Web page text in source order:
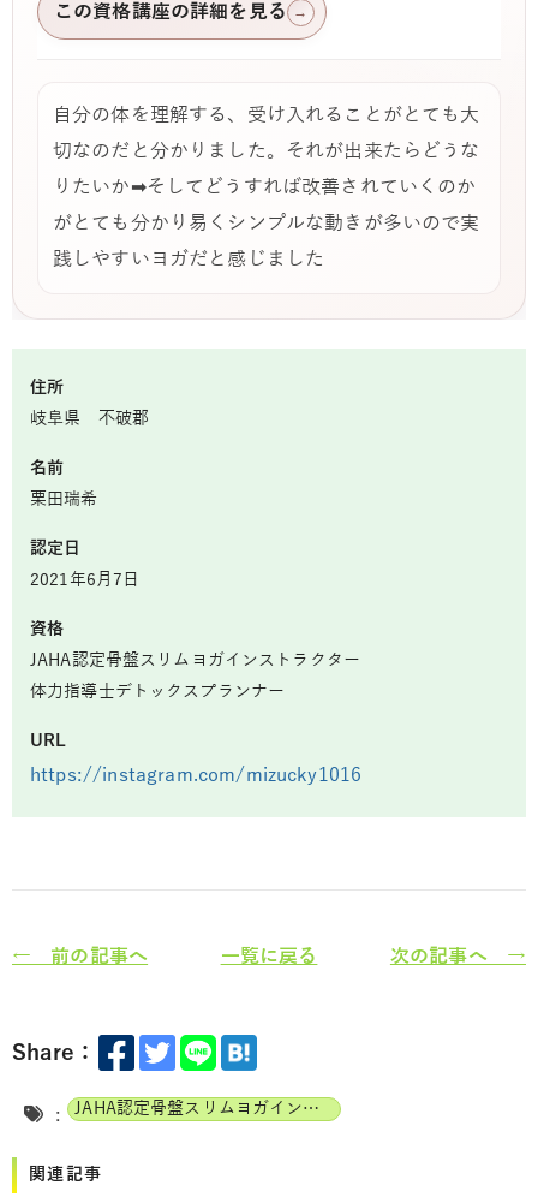
この資格講座の詳細を見る →
自分の体を理解する、受け入れることがとても大
切なのだと分かりました。それが出来たらどうな
りたいか➡そしてどうすれば改善されていくのか
がとても分かり易くシンプルな動きが多いので実
践しやすいヨガだと感じました
住所
岐阜県 不破郡
名前
栗田瑞希
認定日
2021年6月7日
資格
JAHA認定骨盤スリムヨガインストラクター
体力指導士デトックスプランナー
URL
https://instagram.com/mizucky1016
← 前の記事へ 一覧に戻る 次の記事へ →
Share：
: JAHA認定骨盤スリムヨガインストラクター
関連記事